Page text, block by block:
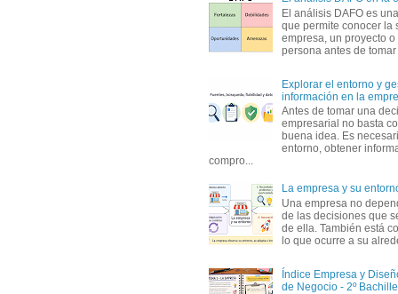
El análisis DAFO es
que permite conocer la
empresa, un proyecto
persona antes de
Explorar el entorno y
información en la
Antes de tomar una
empresarial no basta
buena idea. Es
entorno, obtener
compro...
La empresa y su
Una empresa no
de las decisiones que
de ella. También está
lo que ocurre a su
Índice Empresa y
de Negocio - 2º